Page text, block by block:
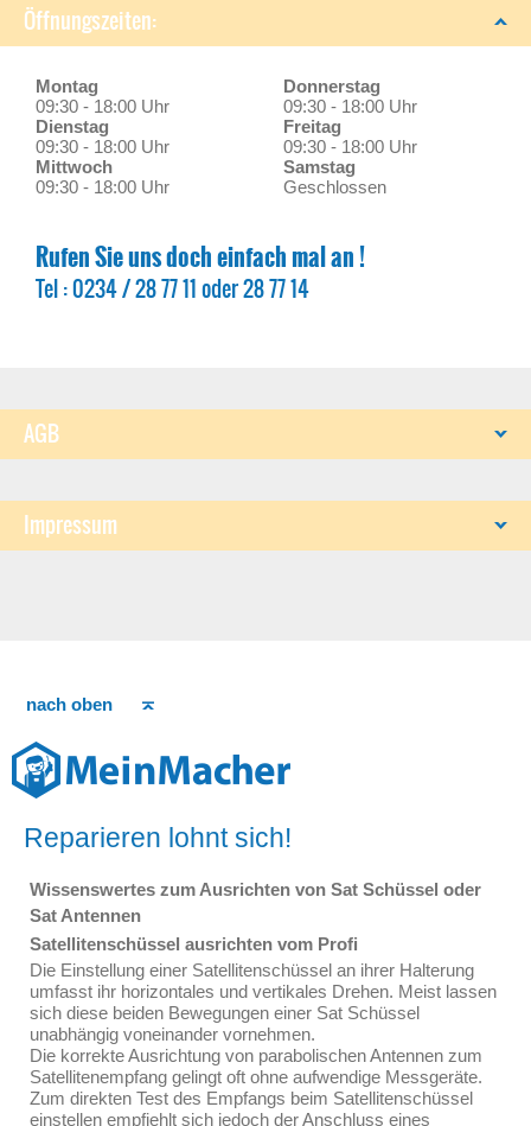
Öffnungszeiten:
Montag
09:30 - 18:00 Uhr
Dienstag
09:30 - 18:00 Uhr
Mittwoch
09:30 - 18:00 Uhr
Donnerstag
09:30 - 18:00 Uhr
Freitag
09:30 - 18:00 Uhr
Samstag
Geschlossen
Rufen Sie uns doch einfach mal an !
Tel : 0234 / 28 77 11 oder 28 77 14
AGB
Impressum
nach oben
Reparieren lohnt sich!
Wissenswertes zum Ausrichten von Sat Schüssel oder
Sat Antennen
Satellitenschüssel ausrichten vom Profi
Die Einstellung einer Satellitenschüssel an ihrer Halterung
umfasst ihr horizontales und vertikales Drehen. Meist lassen
sich diese beiden Bewegungen einer Sat Schüssel
unabhängig voneinander vornehmen.
Die korrekte Ausrichtung von parabolischen Antennen zum
Satellitenempfang gelingt oft ohne aufwendige Messgeräte.
Zum direkten Test des Empfangs beim Satellitenschüssel
einstellen empfiehlt sich jedoch der Anschluss eines